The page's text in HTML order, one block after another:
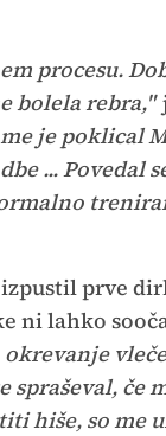
procesu.
bolela rebra,"
je poklical
... Povedal
prve
ni lahko
spraševal, če
hiše, so me